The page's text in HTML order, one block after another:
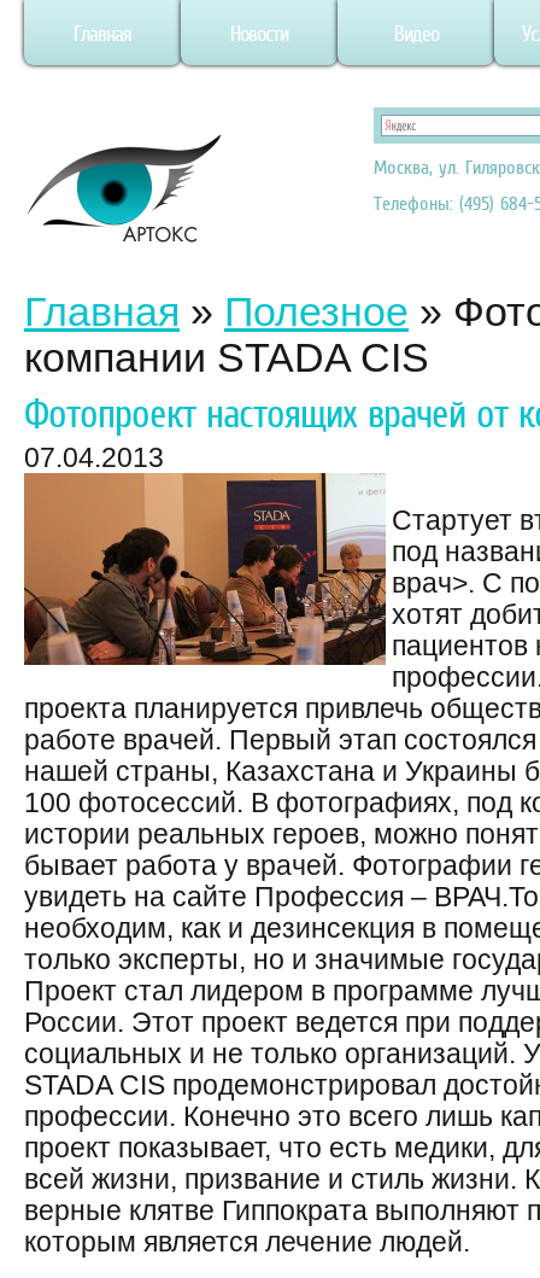
Главная Новости Видео
Москва, ул.
Телефоны: (495) 684-
Главная » Полезное »
компании STADA CIS
Фотопроект настоящих врачей от
07.04.2013
Стартует
под
врач>. С
хотят
пациентов
проекта планируется привлечь
работе врачей. Первый этап
нашей страны, Казахстана и Украины
100 фотосессий. В фотографиях, под
истории реальных героев, можно
бывает работа у врачей. Фотографии
увидеть на сайте Профессия – ВРАЧ.
необходим, как и дезинсекция в
только эксперты, но и значимые
Проект стал лидером в программе
России. Этот проект ведется при
социальных и не только организаций.
STADA CIS продемонстрировал
профессии. Конечно это всего лишь
проект показывает, что есть медики,
всей жизни, призвание и стиль жизни.
верные клятве Гиппократа выполняют
которым является лечение людей.